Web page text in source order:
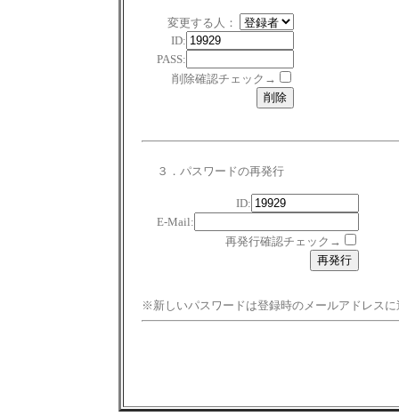
変更する人：
ID:
PASS:
削除確認チェック→
３．パスワードの再発行
ID:
E-Mail:
再発行確認チェック→
※新しいパスワードは登録時のメールアドレスに